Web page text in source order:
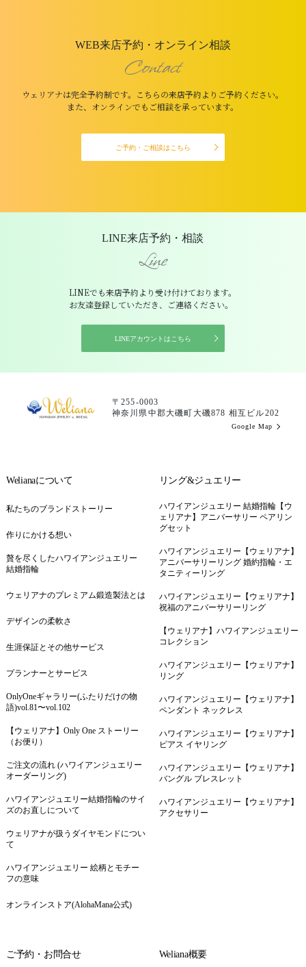
WEB来店予約・オンライン相談
Contact
ウェリアナは完全予約制です。こちらの来店予約よりご予約ください。
また、オンラインでもご相談を承っています。
ご予約・ご相談はこちら
LINE来店予約・相談
Line
LINEでも来店予約より受け付けております。
お友達登録していただき、ご連絡ください。
LINEアカウントはこちら
〒255-0003
神奈川県中郡大磯町大磯878 相互ビル202
Google Map
Welianaについて
私たちのブランドストーリー
作りにかける想い
贅を尽くしたハワイアンジュエリー
結婚指輪
ウェリアナのプレミアム鍛造製法とは
デザインの柔軟さ
生涯保証とその他サービス
プランナーとサービス
OnlyOneギャラリー(ふたりだけの物
語)vol.81〜vol.102
【ウェリアナ】Only One ストーリー
（お便り）
ご注文の流れ (ハワイアンジュエリー
オーダーリング)
ハワイアンジュエリー結婚指輪のサイ
ズのお直しについて
ウェリアナが扱うダイヤモンドについ
て
ハワイアンジュエリー 絵柄とモチー
フの意味
オンラインストア(AlohaMana公式)
リング&ジュエリー
ハワイアンジュエリー 結婚指輪【ウ
ェリアナ】アニバーサリー ペアリン
グセット
ハワイアンジュエリー【ウェリアナ】
アニバーサリーリング 婚約指輪・エ
タニティーリング
ハワイアンジュエリー【ウェリアナ】
祝福のアニバーサリーリング
【ウェリアナ】ハワイアンジュエリー
コレクション
ハワイアンジュエリー【ウェリアナ】
リング
ハワイアンジュエリー【ウェリアナ】
ペンダント ネックレス
ハワイアンジュエリー【ウェリアナ】
ピアス イヤリング
ハワイアンジュエリー【ウェリアナ】
バングル ブレスレット
ハワイアンジュエリー【ウェリアナ】
アクセサリー
ご予約・お問合せ Weliana概要